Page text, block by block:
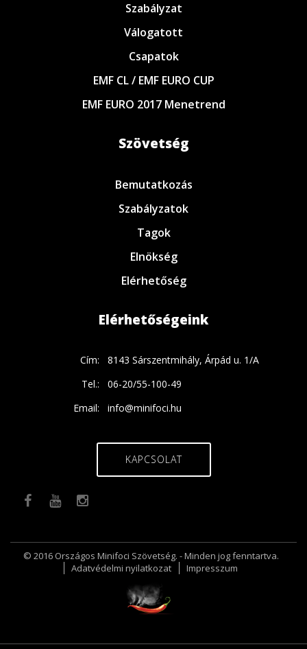
Szabályzat
Válogatott
Csapatok
EMF CL / EMF EURO CUP
EMF EURO 2017 Menetrend
Szövetség
Bemutatkozás
Szabályzatok
Tagok
Elnökség
Elérhetőség
Elérhetőségeink
Cím:
8143 Sárszentmihály, Árpád u. 1/A
Tel.:
06-20/55-100-49
Email:
info@minifoci.hu
KAPCSOLAT
© 2016 Országos Minifoci Szövetség. - Minden jog fenntartva.
Adatvédelmi nyilatkozat
Impresszum